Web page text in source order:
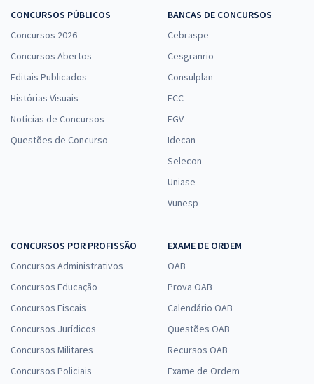
CONCURSOS PÚBLICOS
Concursos 2026
Concursos Abertos
Editais Publicados
Histórias Visuais
Notícias de Concursos
Questões de Concurso
BANCAS DE CONCURSOS
Cebraspe
Cesgranrio
Consulplan
FCC
FGV
Idecan
Selecon
Uniase
Vunesp
CONCURSOS POR PROFISSÃO
Concursos Administrativos
Concursos Educação
Concursos Fiscais
Concursos Jurídicos
Concursos Militares
Concursos Policiais
EXAME DE ORDEM
OAB
Prova OAB
Calendário OAB
Questões OAB
Recursos OAB
Exame de Ordem